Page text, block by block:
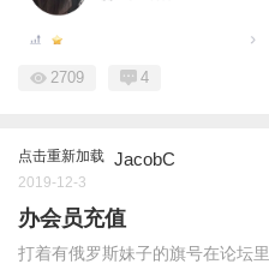
2709 4
点击重新加载 JacobC
2019-12-3
办会员充值
打着有俄罗斯妹子的旗号在论坛